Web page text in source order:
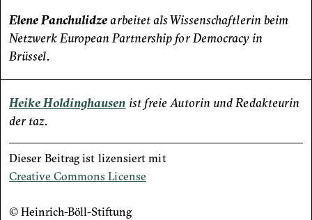
Elene Panchulidzearbeitet als Wissenschaftlerin beim
Netzwerk European Partnership for Democracy in
Brüssel.
Heike Holdinghausen ist freie Autorin und Redakteurin
der taz.
Dieser Beitrag ist lizensiert mit
Creative Commons License
© Heinrich-Böll-Stiftung